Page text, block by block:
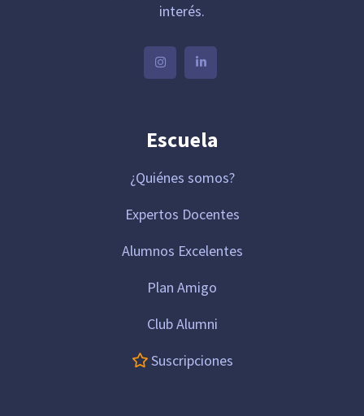
interés.
Escuela
¿Quiénes somos?
Expertos Docentes
Alumnos Excelentes
Plan Amigo
Club Alumni
Suscripciones